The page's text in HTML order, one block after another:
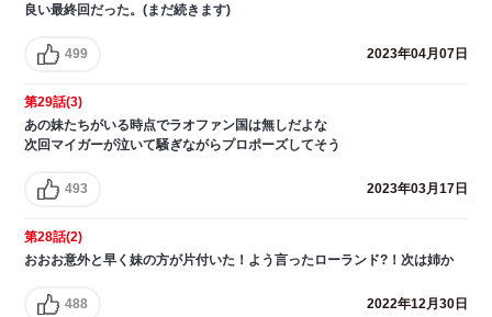
良い最終回だった。(まだ続きます)
499 2023年04月07日
第29話(3)
あの妹たちがいる時点でラオファン国は無しだよな
次回マイガーが泣いて騒ぎながらプロポーズしてそう
493 2023年03月17日
第28話(2)
おおお意外と早く妹の方が片付いた！よう言ったローランド?！次は姉か
488 2022年12月30日